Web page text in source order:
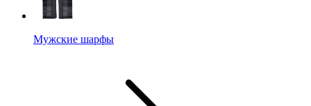
Мужские шарфы